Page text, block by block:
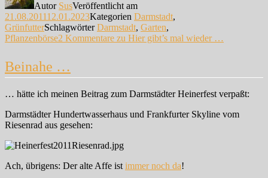
Autor SusVeröffentlicht am
21.08.201112.01.2023Kategorien Darmstadt,
GrünfutterSchlagwörterDarmstadt, Garten,
Pflanzenbörse2 Kommentare zu Hier gibt’s mal wieder …
Beinahe …
… hätte ich meinen Beitrag zum Darmstädter Heinerfest verpaßt:
Darmstädter Hundertwasserhaus und Frankfurter Skyline vom
Riesenrad aus gesehen:
Ach, übrigens: Der alte Affe ist immer noch da!